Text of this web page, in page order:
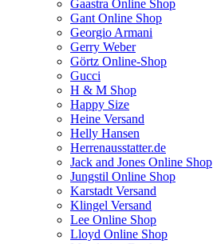
Gaastra Online Shop
Gant Online Shop
Georgio Armani
Gerry Weber
Görtz Online-Shop
Gucci
H & M Shop
Happy Size
Heine Versand
Helly Hansen
Herrenausstatter.de
Jack and Jones Online Shop
Jungstil Online Shop
Karstadt Versand
Klingel Versand
Lee Online Shop
Lloyd Online Shop